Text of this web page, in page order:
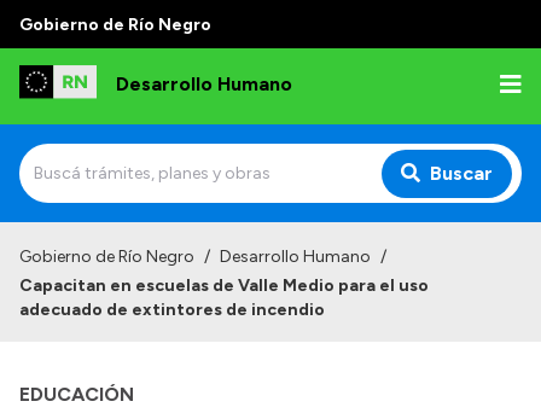
Gobierno de Río Negro
Desarrollo Humano
Buscar
Institucional
Autoridades
Gobierno de Río Negro / Desarrollo Humano /
Capacitan en escuelas de Valle Medio para el uso
adecuado de extintores de incendio
EDUCACIÓN